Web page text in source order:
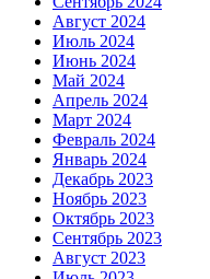
Август 2024
Июль 2024
Июнь 2024
Май 2024
Апрель 2024
Март 2024
Февраль 2024
Январь 2024
Декабрь 2023
Ноябрь 2023
Октябрь 2023
Сентябрь 2023
Август 2023